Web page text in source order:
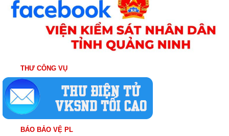
THƯ CÔNG VỤ
BÁO BẢO VỆ PL